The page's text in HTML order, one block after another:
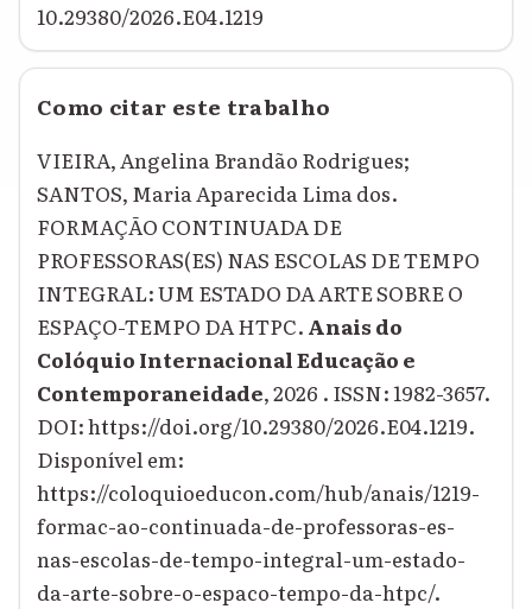
10.29380/2026.E04.1219
Como citar este trabalho
VIEIRA, Angelina Brandão Rodrigues;
SANTOS, Maria Aparecida Lima dos.
FORMAÇÃO CONTINUADA DE
PROFESSORAS(ES) NAS ESCOLAS DE TEMPO
INTEGRAL: UM ESTADO DA ARTE SOBRE O
ESPAÇO-TEMPO DA HTPC. Anais do
Colóquio Internacional Educação e
Contemporaneidade, 2026 . ISSN: 1982-3657.
DOI: https://doi.org/10.29380/2026.E04.1219.
Disponível em:
https://coloquioeducon.com/hub/anais/1219-
formac-ao-continuada-de-professoras-es-
nas-escolas-de-tempo-integral-um-estado-
da-arte-sobre-o-espaco-tempo-da-htpc/.